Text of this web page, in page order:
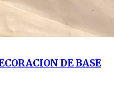
DE BASE